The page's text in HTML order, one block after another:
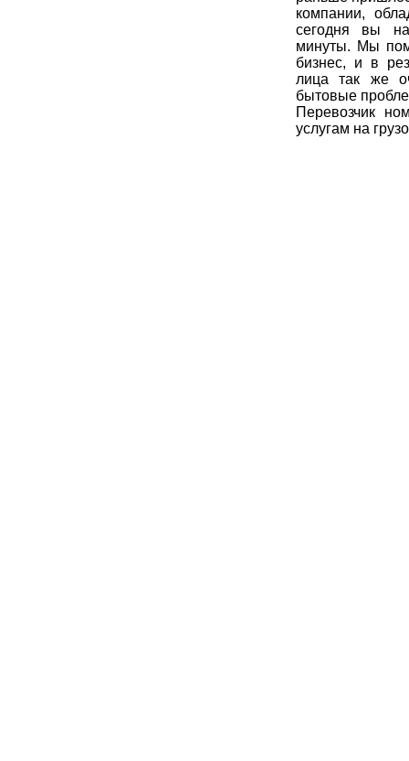
компании,
сегодня вы
минуты. Мы
бизнес, и в
лица так же
бытовые
Перевозчик
услугам на